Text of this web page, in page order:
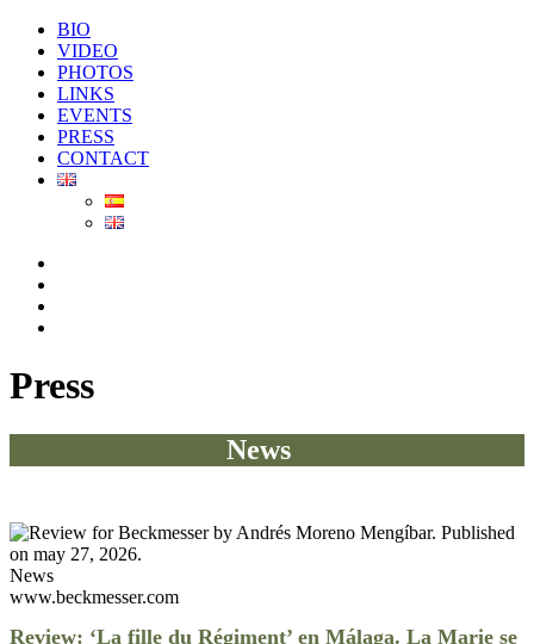
BIO
VIDEO
PHOTOS
LINKS
EVENTS
PRESS
CONTACT
Press
News
News
www.beckmesser.com
Review: ‘La fille du Régiment’ en Málaga. La Marie se